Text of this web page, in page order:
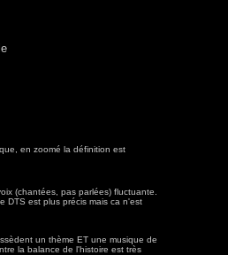
en zoomé la définition est
(chantées, pas parlées) fluctuante.
DTS est plus précis mais ca n'est
un thème ET une musique de
la balance de l'histoire est très